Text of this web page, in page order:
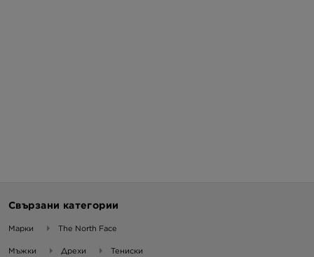
Свързани категории
Марки The North Face
Мъжки Дрехи Тениски